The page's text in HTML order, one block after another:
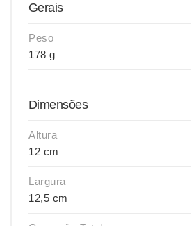
Gerais
Peso
178 g
Dimensões
Altura
12 cm
Largura
12,5 cm